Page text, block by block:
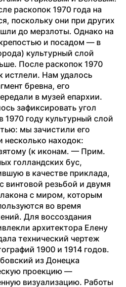
раскопок 1970 года на
поскольку они при других
до мерзлоты. Однако на
и посадом — в
культурный слой
После раскопок 1970
истлели. Нам удалось
бревна, его
в музей епархии.
зафиксировать угол
1970 году культурный слой
мы зачистили его
несколько находок:
(к иконам. — Прим.
голландских бус,
в качестве приклада,
винтовой резьбой и двумя
с миром, которым
во время
Для воссоздания
архитектора Елену
технический чертеж
1900 и 1914 годов.
из Донецка
проекцию —
визуализацию. Работы